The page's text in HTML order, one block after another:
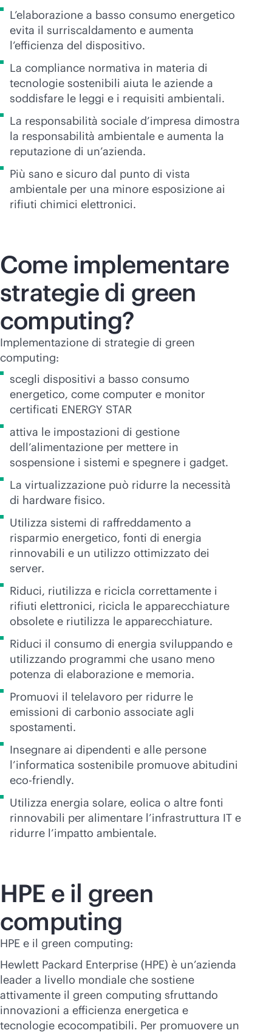
L’elaborazione a basso consumo energetico
evita il surriscaldamento e aumenta
l’efficienza del dispositivo.
La compliance normativa in materia di
tecnologie sostenibili aiuta le aziende a
soddisfare le leggi e i requisiti ambientali.
La responsabilità sociale d’impresa dimostra
la responsabilità ambientale e aumenta la
reputazione di un’azienda.
Più sano e sicuro dal punto di vista
ambientale per una minore esposizione ai
rifiuti chimici elettronici.
Come implementare
strategie di green
computing?
Implementazione di strategie di green
computing:
scegli dispositivi a basso consumo
energetico, come computer e monitor
certificati ENERGY STAR
attiva le impostazioni di gestione
dell’alimentazione per mettere in
sospensione i sistemi e spegnere i gadget.
La virtualizzazione può ridurre la necessità
di hardware fisico.
Utilizza sistemi di raffreddamento a
risparmio energetico, fonti di energia
rinnovabili e un utilizzo ottimizzato dei
server.
Riduci, riutilizza e ricicla correttamente i
rifiuti elettronici, ricicla le apparecchiature
obsolete e riutilizza le apparecchiature.
Riduci il consumo di energia sviluppando e
utilizzando programmi che usano meno
potenza di elaborazione e memoria.
Promuovi il telelavoro per ridurre le
emissioni di carbonio associate agli
spostamenti.
Insegnare ai dipendenti e alle persone
l’informatica sostenibile promuove abitudini
eco-friendly.
Utilizza energia solare, eolica o altre fonti
rinnovabili per alimentare l’infrastruttura IT e
ridurre l’impatto ambientale.
HPE e il green
computing
HPE e il green computing:
Hewlett Packard Enterprise (HPE) è un’azienda
leader a livello mondiale che sostiene
attivamente il green computing sfruttando
innovazioni a efficienza energetica e
tecnologie ecocompatibili. Per promuovere un